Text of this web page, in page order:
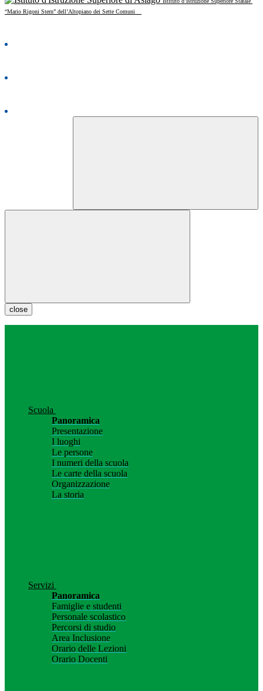
“Mario Rigoni Stern” dell’Altopiano dei Sette Comuni
close
Scuola
Panoramica
Presentazione
I luoghi
Le persone
I numeri della scuola
Le carte della scuola
Organizzazione
La storia
Servizi
Panoramica
Famiglie e studenti
Personale scolastico
Percorsi di studio
Area Inclusione
Orario delle Lezioni
Orario Docenti